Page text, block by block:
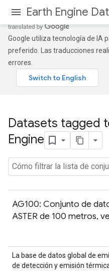
Earth Engine
Google utiliza tecnología de IA
preferido. Las traducciones
errores.
Datasets tagged
Engine
AG100: Conjunto de
ASTER de 100 metros,
La base de datos global de
de detección y emisión